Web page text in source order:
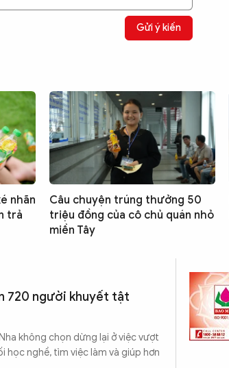
Gửi ý kiến
nhãn
trả
Câu chuyện trúng thưởng 50
triệu đồng của cô chủ quán nhỏ
miền Tây
720 người khuyết tật
không chọn dừng lại ở việc vượt
học nghề, tìm việc làm và giúp hơn